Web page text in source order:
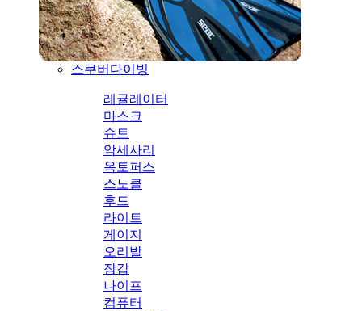
스쿠버다이빙
레귤레이터
마스크
슈트
악세사리
옥토퍼스
스노클
후드
라이트
게이지
오리발
장갑
나이프
컴퓨터